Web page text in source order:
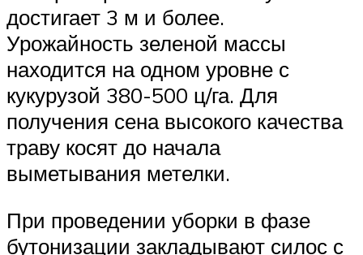
достигает 3 м и более.
Урожайность зеленой массы
находится на одном уровне с
кукурузой 380-500 ц/га. Для
получения сена высокого качества
траву косят до начала
выметывания метелки.
При проведении уборки в фазе
бутонизации закладывают силос с